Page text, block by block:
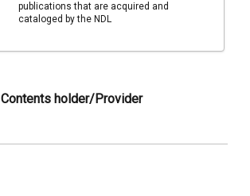
publications that are acquired and
cataloged by the NDL
Contents holder/Provider